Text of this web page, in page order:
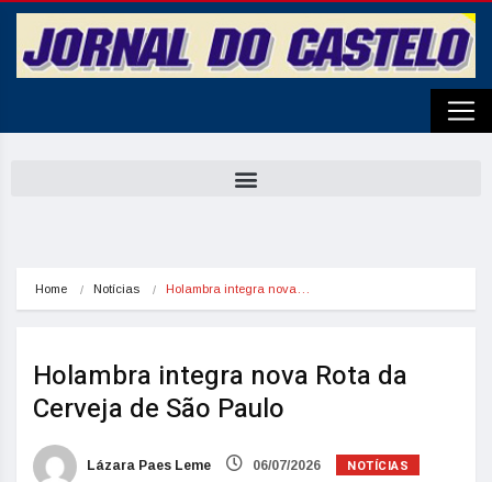
Home Notícias Holambra integra nova…
Holambra integra nova Rota da
Cerveja de São Paulo
Lázara Paes Leme 06/07/2026 NOTÍCIAS